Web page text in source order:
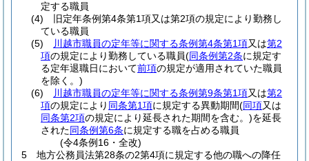
定する職員
(4)
旧定年条例第4条第1項又は第2項の規定により勤務し
ている職員
(5)
川越市職員の定年等に関する条例第4条第1項又は第2
項の規定により勤務している職員(同条例第2条に規定す
る定年退職日において前項の規定が適用されていた職員
を除く。)
(6)
川越市職員の定年等に関する条例第9条第1項又は第2
項の規定により 同条第1項に規定する異動期間(同項又は
同条第2項の規定により延長された期間を含む。)を延長
された同条例第6条に規定する職を占める職員
(令4条例16・全改)
5
地方公務員法第28条の2第4項に規定する他の職への降任